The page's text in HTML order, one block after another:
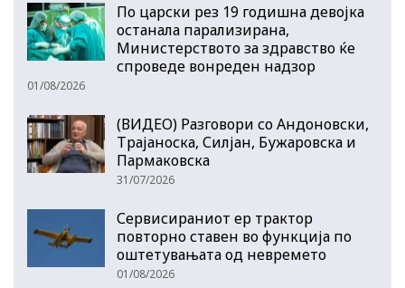
По царски рез 19 годишна девојка
останала парализирана,
Министерството за здравство ќе
спроведе вонреден надзор
01/08/2026
(ВИДЕО) Разговори со Андоновски,
Трајаноска, Силјан, Бужаровска и
Пармаковска
31/07/2026
Сервисираниот ер трактор
повторно ставен во функција по
оштетувањата од невремето
01/08/2026